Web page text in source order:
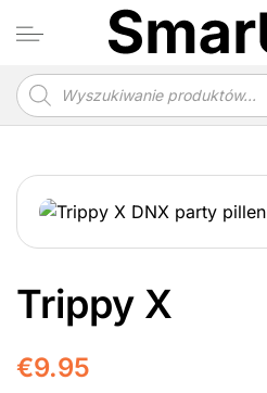
do
Wyszukiwarka
produktów
Trippy X
€9.95